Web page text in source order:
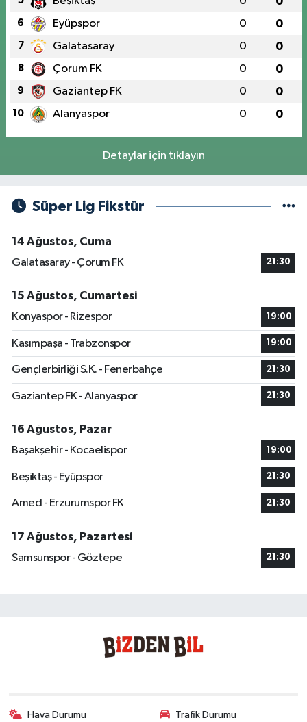
6 Eyüpspor 0 0
7 Galatasaray 0 0
8 Çorum FK 0 0
9 Gaziantep FK 0 0
10 Alanyaspor 0 0
Detaylar için tıklayın
Süper Lig Fikstür
14 Ağustos, Cuma
Galatasaray - Çorum FK
21:30
15 Ağustos, Cumartesi
Konyaspor - Rizespor
19:00
Kasımpaşa - Trabzonspor 19:00
Gençlerbirliği S.K. - Fenerbahçe 21:30
Gaziantep FK - Alanyaspor 21:30
16 Ağustos, Pazar
Başakşehir - Kocaelispor
19:00
Beşiktaş - Eyüpspor 21:30
Amed - Erzurumspor FK 21:30
17 Ağustos, Pazartesi
Samsunspor - Göztepe
21:30
Hava Durumu Trafik Durumu